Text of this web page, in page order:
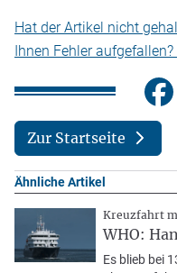
Hat der Artikel nicht
Ihnen Fehler
Zur Startseite
Ähnliche Artikel
Kreuzfahrt
WHO:
Es blieb bei